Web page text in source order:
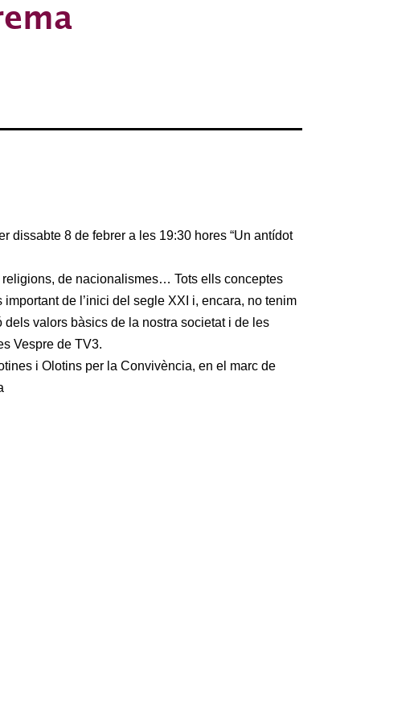
dissabte 8 de febrer a les 19:30 hores “Un antídot
de nacionalismes… Tots ells conceptes
de l’inici del segle XXI i, encara, no tenim
valors bàsics de la nostra societat i de les
Vespre de TV3.
i Olotins per la Convivència, en el marc de